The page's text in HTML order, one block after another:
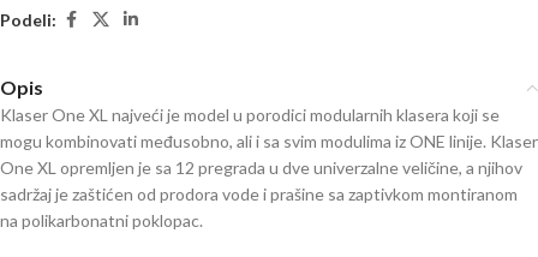
Podeli:
Opis
Klaser One XL najveći je model u porodici modularnih klasera koji se
mogu kombinovati međusobno, ali i sa svim modulima iz ONE linije. Klaser
One XL opremljen je sa 12 pregrada u dve univerzalne veličine, a njihov
sadržaj je zaštićen od prodora vode i prašine sa zaptivkom montiranom
na polikarbonatni poklopac.